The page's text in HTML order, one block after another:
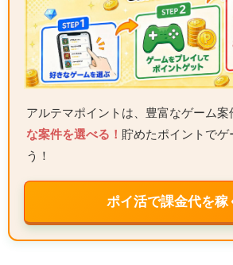
アルテマポイントは、豊富なゲーム案
な案件を選べる！ 貯めたポイントでゲ
う！
ポイ活で課金代を稼